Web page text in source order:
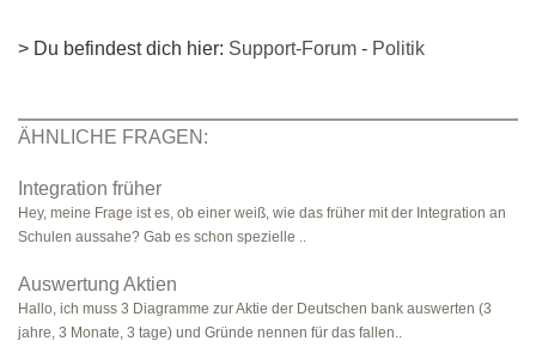
> Du befindest dich hier: Support-Forum - Politik
ÄHNLICHE FRAGEN:
Integration früher
Hey, meine Frage ist es, ob einer weiß, wie das früher mit der Integration an
Schulen aussahe? Gab es schon spezielle ..
Auswertung Aktien
Hallo, ich muss 3 Diagramme zur Aktie der Deutschen bank auswerten (3
jahre, 3 Monate, 3 tage) und Gründe nennen für das fallen..